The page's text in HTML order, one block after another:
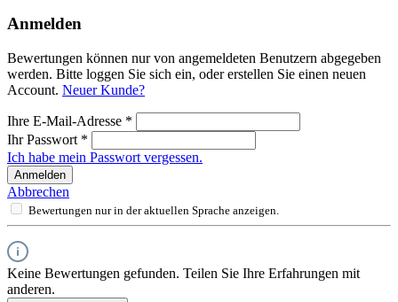
Anmelden
Bewertungen können nur von angemeldeten Benutzern abgegeben
werden. Bitte loggen Sie sich ein, oder erstellen Sie einen neuen
Account. Neuer Kunde?
Ihre E-Mail-Adresse *
Ihr Passwort *
Ich habe mein Passwort vergessen.
Anmelden
Abbrechen
Bewertungen nur in der aktuellen Sprache anzeigen.
Keine Bewertungen gefunden. Teilen Sie Ihre Erfahrungen mit
anderen.